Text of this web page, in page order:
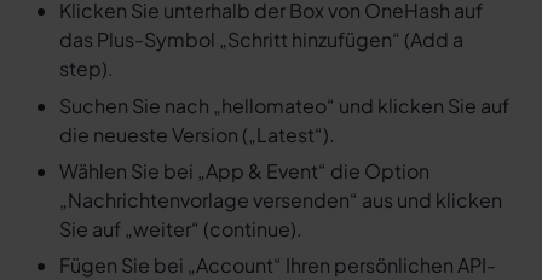
Klicken Sie unterhalb der Box von OneHash auf
das Plus-Symbol „Schritt hinzufügen“ (Add a
step).
Suchen Sie nach „hellomateo“ und klicken Sie auf
die neueste Version („Latest“).
Wählen Sie bei „App & Event“ die Option
„Nachrichtenvorlage versenden“ aus und klicken
Sie auf „weiter“ (continue).
Fügen Sie bei „Account“ Ihren persönlichen API-